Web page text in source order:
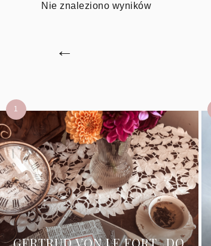
Nie znaleziono wyników
←
GERTRUD VON LE FORT „DO